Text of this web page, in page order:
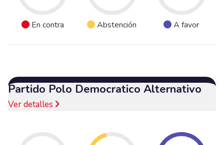
En contra Abstención A favor
Partido Polo Democratico Alternativo
Ver detalles